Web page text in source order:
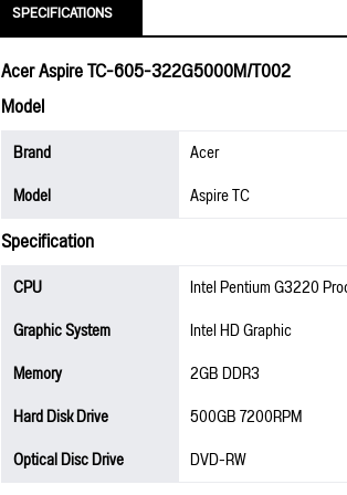
SPECIFICATIONS
Acer Aspire TC-605-322G5000M/T002
Model
Brand
Acer
Model
Aspire TC
Specification
CPU
Intel Pentium G3220
Graphic System
Intel HD Graphic
Memory
2GB DDR3
Hard Disk Drive
500GB 7200RPM
Optical Disc Drive
DVD-RW